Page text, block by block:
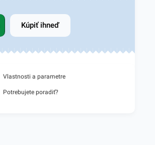
Kúpiť ihneď
Vlastnosti a parametre
Potrebujete poradiť?